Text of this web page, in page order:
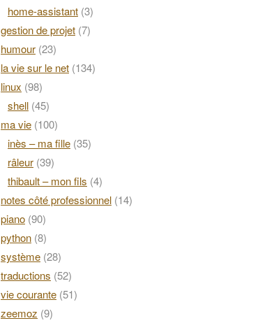
home-assistant (3)
gestion de projet (7)
humour (23)
la vie sur le net (134)
linux (98)
shell (45)
ma vie (100)
inès – ma fille (35)
râleur (39)
thibault – mon fils (4)
notes côté professionnel (14)
piano (90)
python (8)
système (28)
traductions (52)
vie courante (51)
zeemoz (9)